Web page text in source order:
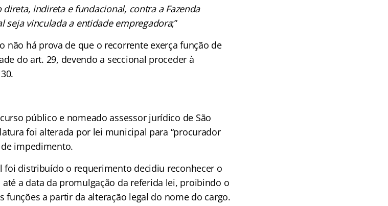
indireta e fundacional, contra a Fazenda
seja vinculada a entidade empregadora;”
não há prova de que o recorrente exerça função de
do art. 29, devendo a seccional proceder à
público e nomeado assessor jurídico de São
foi alterada por lei municipal para “procurador
impedimento.
foi distribuído o requerimento decidiu reconhecer o
a data da promulgação da referida lei, proibindo o
funções a partir da alteração legal do nome do cargo.